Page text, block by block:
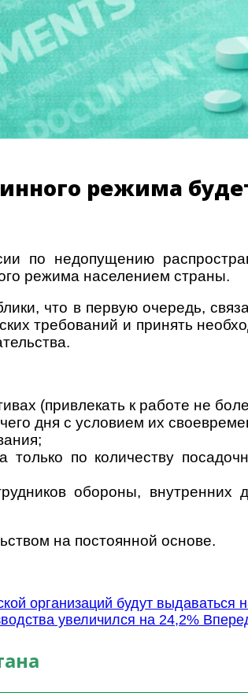
режима
по недопущению
режима населением страны.
что в первую очередь,
требований и принять
(привлекать к работе не
дня с условием их
только по количеству
обороны,
на постоянной основе.
организаций будут выдаваться
увеличился на 24,2%